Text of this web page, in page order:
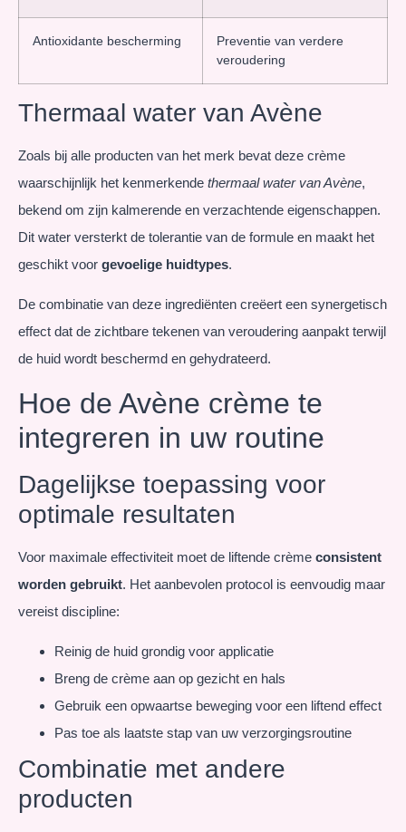
Antioxidante bescherming
Preventie van verdere
veroudering
Thermaal water van Avène
Zoals bij alle producten van het merk bevat deze crème
waarschijnlijk het kenmerkende thermaal water van Avène,
bekend om zijn kalmerende en verzachtende eigenschappen.
Dit water versterkt de tolerantie van de formule en maakt het
geschikt voor gevoelige huidtypes.
De combinatie van deze ingrediënten creëert een synergetisch
effect dat de zichtbare tekenen van veroudering aanpakt terwijl
de huid wordt beschermd en gehydrateerd.
Hoe de Avène crème te
integreren in uw routine
Dagelijkse toepassing voor
optimale resultaten
Voor maximale effectiviteit moet de liftende crème consistent
worden gebruikt. Het aanbevolen protocol is eenvoudig maar
vereist discipline:
Reinig de huid grondig voor applicatie
Breng de crème aan op gezicht en hals
Gebruik een opwaartse beweging voor een liftend effect
Pas toe als laatste stap van uw verzorgingsroutine
Combinatie met andere
producten